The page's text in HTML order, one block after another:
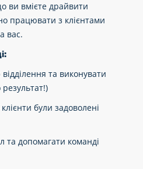
ви вмієте драйвити
працювати з клієнтами
вас.
та виконувати
були задоволені
та допомагати команді